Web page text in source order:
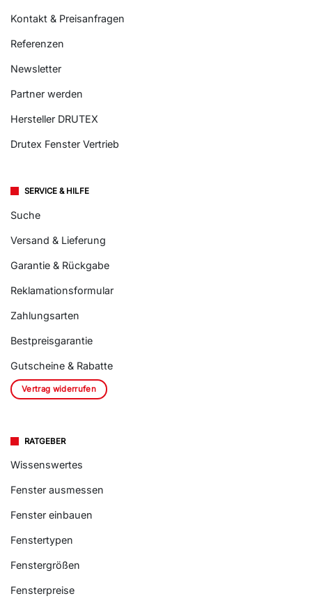
Kontakt & Preisanfragen
Referenzen
Newsletter
Partner werden
Hersteller DRUTEX
Drutex Fenster Vertrieb
SERVICE & HILFE
Suche
Versand & Lieferung
Garantie & Rückgabe
Reklamationsformular
Zahlungsarten
Bestpreisgarantie
Gutscheine & Rabatte
Vertrag widerrufen
RATGEBER
Wissenswertes
Fenster ausmessen
Fenster einbauen
Fenstertypen
Fenstergrößen
Fensterpreise